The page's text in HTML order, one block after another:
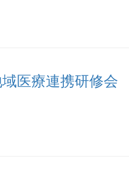
医療連携研修会